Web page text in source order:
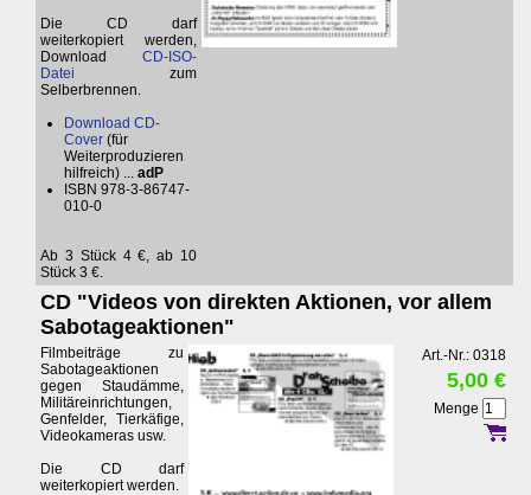
Die CD darf
weiterkopiert werden,
Download CD-ISO-
Datei zum
Selberbrennen.
Download CD-
Cover (für
Weiterproduzieren
hilfreich) ... adP
ISBN 978-3-86747-
010-0
Ab 3 Stück 4 €, ab 10
Stück 3 €.
CD "Videos von direkten Aktionen, vor allem
Sabotageaktionen"
Filmbeiträge zu
Sabotageaktionen
gegen Staudämme,
Militäreinrichtungen,
Genfelder, Tierkäfige,
Videokameras usw.
Die CD darf
weiterkopiert werden.
Art.-Nr.: 0318
5,00 €
Menge